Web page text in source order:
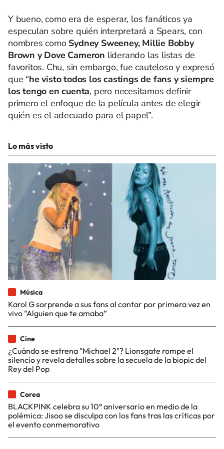
Y bueno, como era de esperar, los fanáticos ya
especulan sobre quién interpretará a Spears, con
nombres como Sydney Sweeney, Millie Bobby
Brown y Dove Cameron liderando las listas de
favoritos. Chu, sin embargo, fue cauteloso y expresó
que “he visto todos los castings de fans y siempre
los tengo en cuenta, pero necesitamos definir
primero el enfoque de la película antes de elegir
quién es el adecuado para el papel”.
Lo más visto
Música
Karol G sorprende a sus fans al cantar por primera vez en
vivo “Alguien que te amaba”
Cine
¿Cuándo se estrena "Michael 2"? Lionsgate rompe el
silencio y revela detalles sobre la secuela de la biopic del
Rey del Pop
Corea
BLACKPINK celebra su 10° aniversario en medio de la
polémica: Jisoo se disculpa con los fans tras las críticas por
el evento conmemorativo